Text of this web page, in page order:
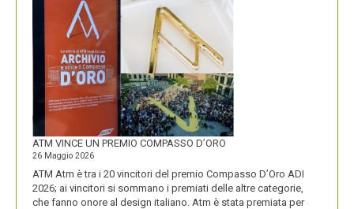
NUOVO
LOGO
DOLOMITI
ENERGIA
MOSTRA
LA
SUA
IDENTITÀ
FORTE
ATM VINCE UN PREMIO COMPASSO D’ORO
26 Maggio 2026
ATM Atm è tra i 20 vincitori del premio Compasso D’Oro ADI
2026; ai vincitori si sommano i premiati delle altre categorie,
che fanno onore al design italiano. Atm è stata premiata per